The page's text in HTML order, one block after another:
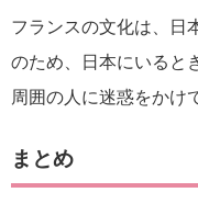
フランスの文化は、日
のため、日本にいると
周囲の人に迷惑をかけ
まとめ